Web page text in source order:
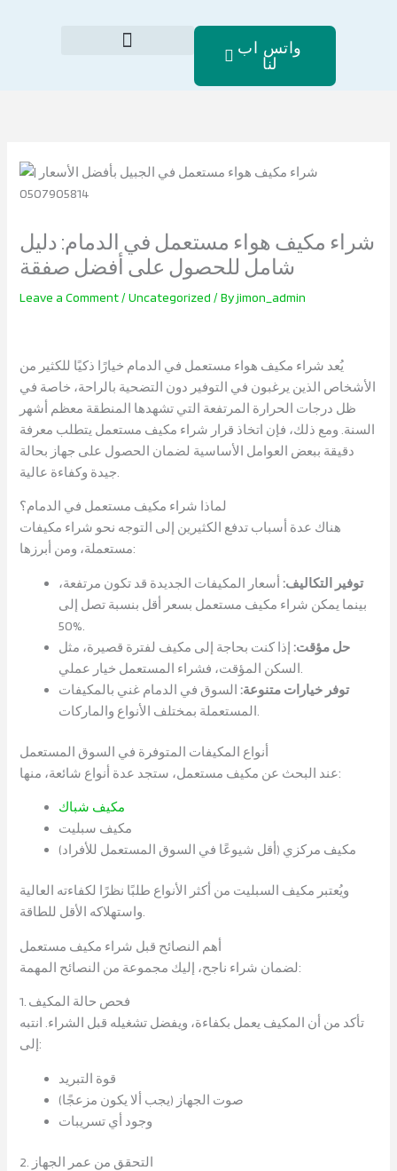
واتس اب
لنا
شراء مكيف هواء مستعمل في الدمام: دليل
شامل للحصول على أفضل صفقة
Leave a Comment/Uncategorized / Byjimon_admin
يُعد شراء مكيف هواء مستعمل في الدمام خيارًا ذكيًا للكثير من
الأشخاص الذين يرغبون في التوفير دون التضحية بالراحة، خاصة في
ظل درجات الحرارة المرتفعة التي تشهدها المنطقة معظم أشهر
السنة. ومع ذلك، فإن اتخاذ قرار شراء مكيف مستعمل يتطلب معرفة
دقيقة ببعض العوامل الأساسية لضمان الحصول على جهاز بحالة
لماذا شراء مكيف مستعمل في الدمام؟
هناك عدة أسباب تدفع الكثيرين إلى التوجه نحو شراء مكيفات
مستعملة، ومن أبرزها:
توفير التكاليف:أسعار المكيفات الجديدة قد تكون مرتفعة،
بينما يمكن شراء مكيف مستعمل بسعر أقل بنسبة تصل إلى
50%.
حل مؤقت:إذا كنت بحاجة إلى مكيف لفترة قصيرة، مثل
السكن المؤقت، فشراء المستعمل خيار عملي.
توفر خيارات متنوعة:السوق في الدمام غني بالمكيفات
المستعملة بمختلف الأنواع والماركات.
أنواع المكيفات المتوفرة في السوق المستعمل
عند البحث عن مكيف مستعمل، ستجد عدة أنواع شائعة، منها:
مكيف شباك
مكيف سبليت
مكيف مركزي (أقل شيوعًا في السوق المستعمل للأفراد)
ويُعتبر مكيف السبليت من أكثر الأنواع طلبًا نظرًا لكفاءته العالية
واستهلاكه الأقل للطاقة.
أهم النصائح قبل شراء مكيف مستعمل
لضمان شراء ناجح، إليك مجموعة من النصائح المهمة:
1. فحص حالة المكيف
تأكد من أن المكيف يعمل بكفاءة، ويفضل تشغيله قبل الشراء. انتبه
إلى:
قوة التبريد
صوت الجهاز (يجب ألا يكون مزعجًا)
وجود أي تسريبات
2. التحقق من عمر الجهاز